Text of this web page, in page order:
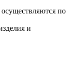
по
и